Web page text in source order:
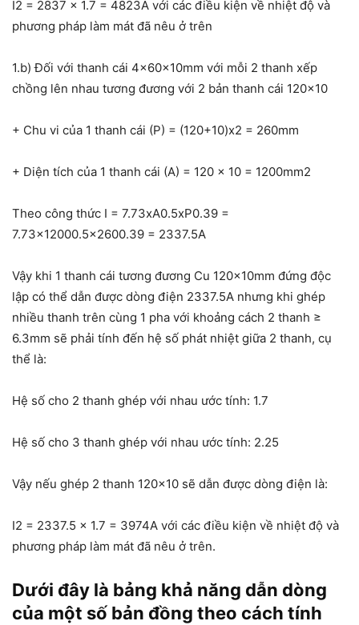
I2 = 2837 x 1.7 = 4823A với các điều kiện về nhiệt độ và
phương pháp làm mát đã nêu ở trên
1.b) Đối với thanh cái 4x60x10mm với mỗi 2 thanh xếp
chồng lên nhau tương đương với 2 bản thanh cái 120×10
+ Chu vi của 1 thanh cái (P) = (120+10)x2 = 260mm
+ Diện tích của 1 thanh cái (A) = 120 x 10 = 1200mm2
Theo công thức I = 7.73xA0.5xP0.39 =
7.73×12000.5x2600.39 = 2337.5A
Vậy khi 1 thanh cái tương đương Cu 120x10mm đứng độc
lập có thể dẫn được dòng điện 2337.5A nhưng khi ghép
nhiều thanh trên cùng 1 pha với khoảng cách 2 thanh ≥
6.3mm sẽ phải tính đến hệ số phát nhiệt giữa 2 thanh, cụ
thể là:
Hệ số cho 2 thanh ghép với nhau ước tính: 1.7
Hệ số cho 3 thanh ghép với nhau ước tính: 2.25
Vậy nếu ghép 2 thanh 120×10 sẽ dẫn được dòng điện là:
I2 = 2337.5 x 1.7 = 3974A với các điều kiện về nhiệt độ và
phương pháp làm mát đã nêu ở trên.
Dưới đây là bảng khả năng dẫn dòng
của một số bản đồng theo cách tính